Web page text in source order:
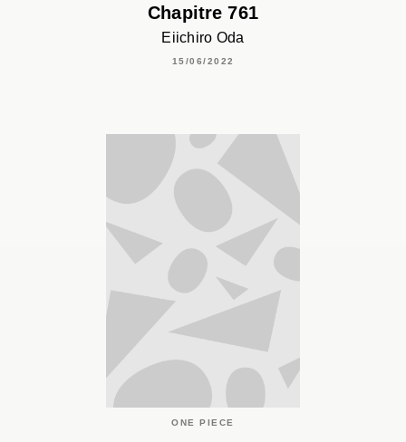
Chapitre 761
Eiichiro Oda
15/06/2022
ONE PIECE